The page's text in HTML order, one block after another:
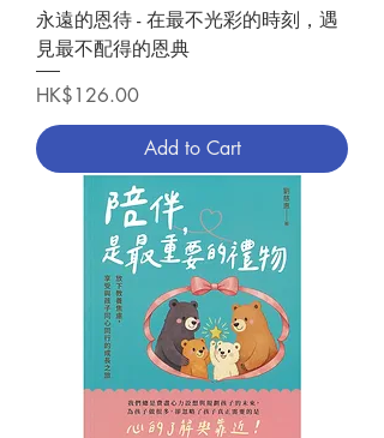
永遠的恩待 - 在最不光彩的時刻，遇
見最不配得的恩典
Price
HK$126.00
Add to Cart